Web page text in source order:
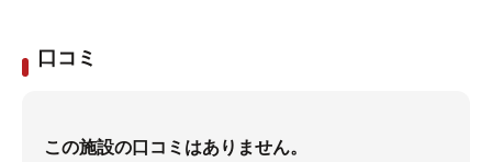
口コミ
この施設の口コミはありません。